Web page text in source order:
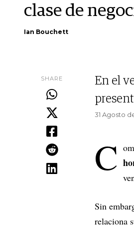
clase de
Ian Bouchett
SHARE
En el
31 Agosto
C
Sin
relaciona